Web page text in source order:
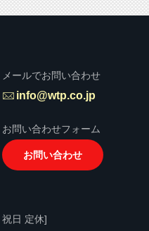
メールでお問い合わせ
info@wtp.co.jp
お問い合わせフォーム
お問い合わせ
日 定休]